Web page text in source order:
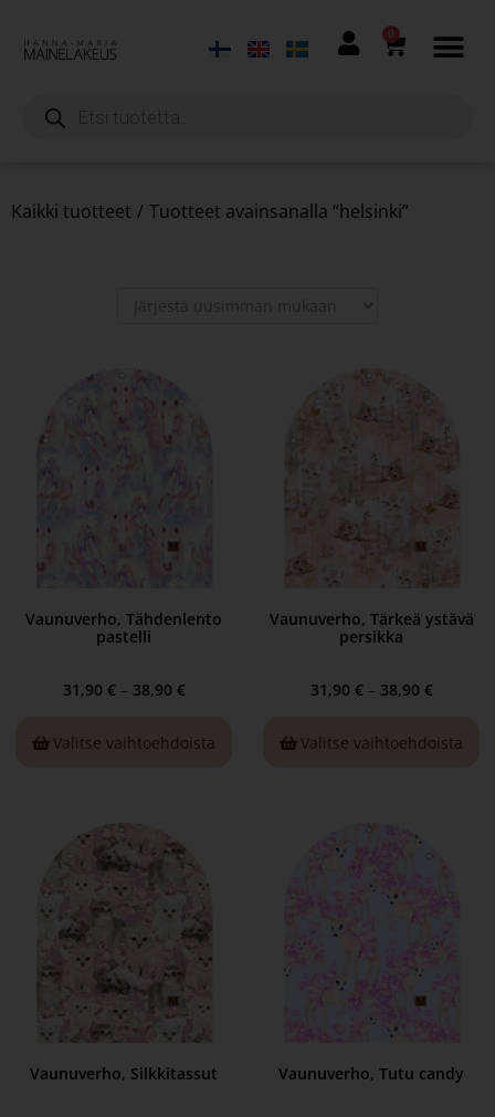
0
Kaikki tuotteet / Tuotteet avainsanalla “helsinki”
Vaunuverho, Tähdenlento
pastelli
31,90 € – 38,90 €
Valitse vaihtoehdoista
Vaunuverho, Tärkeä ystävä
persikka
31,90 € – 38,90 €
Valitse vaihtoehdoista
Vaunuverho, Silkkitassut Vaunuverho, Tutu candy